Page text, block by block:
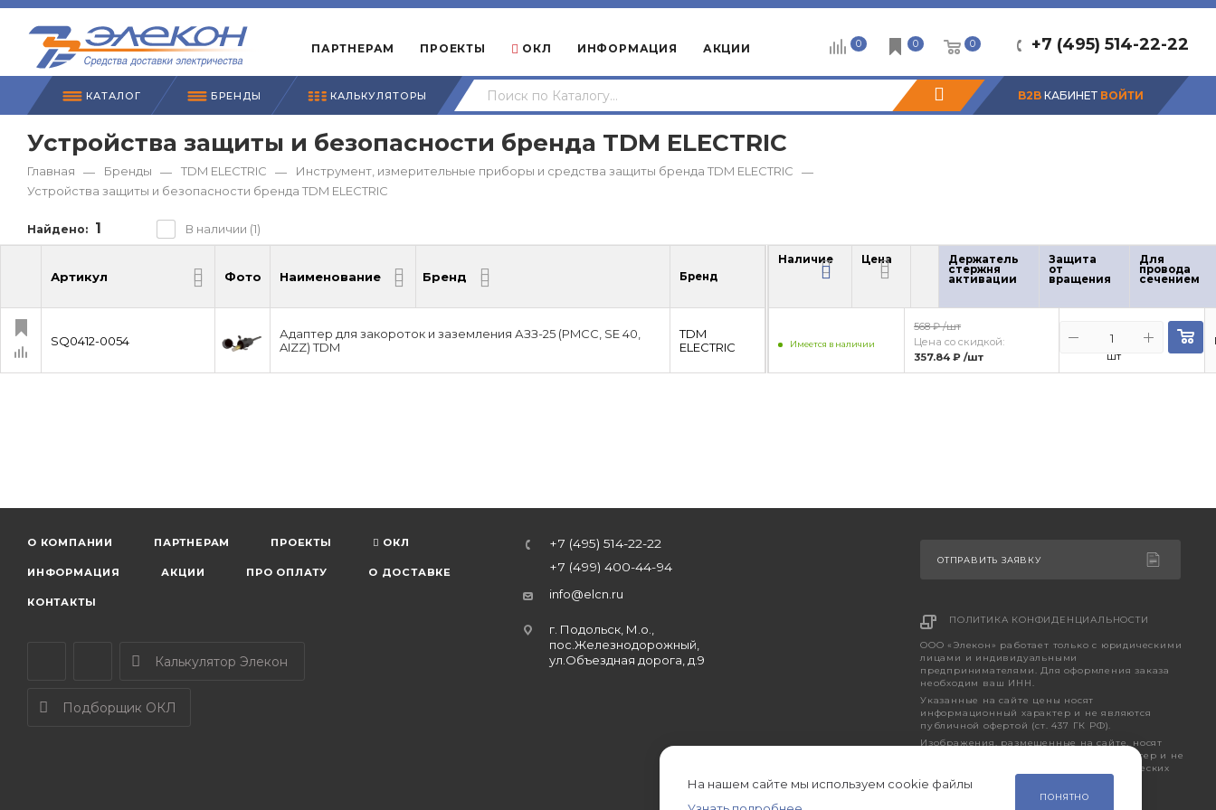
ПАРТНЕРАМ ПРОЕКТЫ ОКЛ ИНФОРМАЦИЯ АКЦИИ +7 (495) 514-22-22
0 0 0
B2B КАБИНЕТ ВОЙТИ
КАТАЛОГ БРЕНДЫ КАЛЬКУЛЯТОРЫ
Устройства защиты и безопасности бренда TDM ЕLECTRIC
Главная — Бренды — TDM ЕLECTRIC — Инструмент, измерительные приборы и средства защиты бренда TDM ЕLECTRIC
—
Устройства защиты и безопасности бренда TDM ЕLECTRIC
Найдено: 1 В наличии (1)
Артикул Фото Наименование Бренд
Наличие Цена Держатель
стержня
активации
Защита
от
вращения
Для
провода
сечением
Артикул Фото Наименование Бренд
SQ0412-0054
Адаптер для закороток и заземления АЗЗ-25 (PMCC, SE 40,
AIZZ) TDM
TDM
ЕLECTRIC
Наличие
Имеется в наличии
568 ₽ /шт
Цена со скидкой:
357.84 ₽ /шт шт
О КОМПАНИИ ПАРТНЕРАМ ПРОЕКТЫ ОКЛ
ИНФОРМАЦИЯ АКЦИИ ПРО ОПЛАТУ О ДОСТАВКЕ
КОНТАКТЫ
Калькулятор Элекон
Подборщик ОКЛ
+7 (495) 514-22-22
+7 (499) 400-44-94
info@elcn.ru
г. Подольск, М.о.,
пос.Железнодорожный,
ул.Объездная дорога, д.9
ОТПРАВИТЬ ЗАЯВКУ
ПОЛИТИКА КОНФИДЕНЦИАЛЬНОСТИ
ООО «Элекон» работает только с юридическими
лицами и индивидуальными
предпринимателями. Для оформления заказа
необходим ваш ИНН.
Указанные на сайте цены носят
информационный характер и не являются
публичной офертой (ст. 437 ГК РФ).
Изображения, размещенные на сайте, носят
исключительно ознакомительный характер и не
являются точным отображением фактических
характеристик товара.
На нашем сайте мы используем cookie файлы
ПОНЯТНО